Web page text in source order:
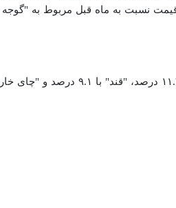
بیشترین کاهش قیمت نسبت به ماه قبل مربوط به
در این گروه، بیشترین افزایش قیمت نسبت به ماه قبل مربوط به "شکر" با